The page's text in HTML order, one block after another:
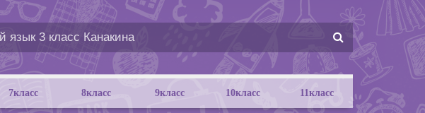
7класс 8класс 9класс 10класс 11класс